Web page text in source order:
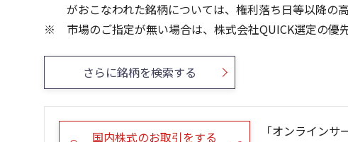
がおこなわれた銘柄については、権利落ち日等以降の
市場のご指定が無い場合は、株式会社QUICK選定の優
さらに銘柄を検索する
国内株式のお取引をする
「オンライン